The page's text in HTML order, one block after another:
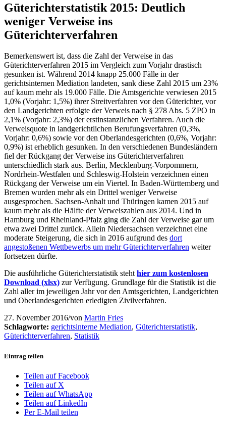
Güterichterstatistik 2015: Deutlich
weniger Verweise ins
Güterichterverfahren
Bemerkenswert ist, dass die Zahl der Verweise in das
Güterichterverfahren 2015 im Vergleich zum Vorjahr drastisch
gesunken ist. Während 2014 knapp 25.000 Fälle in der
gerichtsinternen Mediation landeten, sank diese Zahl 2015 um 23%
auf kaum mehr als 19.000 Fälle. Die Amtsgerichte verwiesen 2015
1,0% (Vorjahr: 1,5%) ihrer Streitverfahren vor den Güterichter, vor
den Landgerichten erfolgte der Verweis nach § 278 Abs. 5 ZPO in
2,1% (Vorjahr: 2,3%) der erstinstanzlichen Verfahren. Auch die
Verweisquote in landgerichtlichen Berufungsverfahren (0,3%,
Vorjahr: 0,6%) sowie vor den Oberlandesgerichten (0,6%, Vorjahr:
0,9%) ist erheblich gesunken. In den verschiedenen Bundesländern
fiel der Rückgang der Verweise ins Güterichterverfahren
unterschiedlich stark aus. Berlin, Mecklenburg-Vorpommern,
Nordrhein-Westfalen und Schleswig-Holstein verzeichnen einen
Rückgang der Verweise um ein Viertel. In Baden-Württemberg und
Bremen wurden mehr als ein Drittel weniger Verweise
ausgesprochen. Sachsen-Anhalt und Thüringen kamen 2015 auf
kaum mehr als die Hälfte der Verweiszahlen aus 2014. Und in
Hamburg und Rheinland-Pfalz ging die Zahl der Verweise gar um
etwa zwei Drittel zurück. Allein Niedersachsen verzeichnet eine
moderate Steigerung, die sich in 2016 aufgrund des dort
angestoßenen Wettbewerbs um mehr Güterichterverfahren weiter
fortsetzen dürfte.
Die ausführliche Güterichterstatistik stehthier zum kostenlosen
Download (xlsx) zur Verfügung. Grundlage für die Statistik ist die
Zahl aller im jeweiligen Jahr vor den Amtsgerichten, Landgerichten
und Oberlandesgerichten erledigten Zivilverfahren.
27. November 2016/von Martin Fries
Schlagworte: gerichtsinterne Mediation, Güterichterstatistik,
Güterichterverfahren, Statistik
Eintrag teilen
Teilen auf Facebook
Teilen auf X
Teilen auf WhatsApp
Teilen auf LinkedIn
Per E-Mail teilen